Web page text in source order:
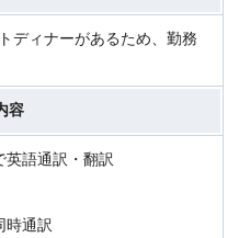
ディナーがあるため、勤務
容
英語通訳・翻訳
時通訳